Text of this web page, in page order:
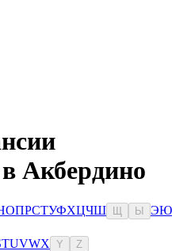
Акбердино
ОПРСТУФХЦЧШ Ы ЭЮ
TUVWX Y Z